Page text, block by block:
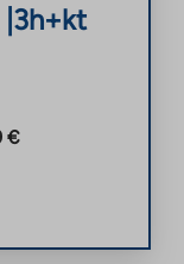
3h+kt
€